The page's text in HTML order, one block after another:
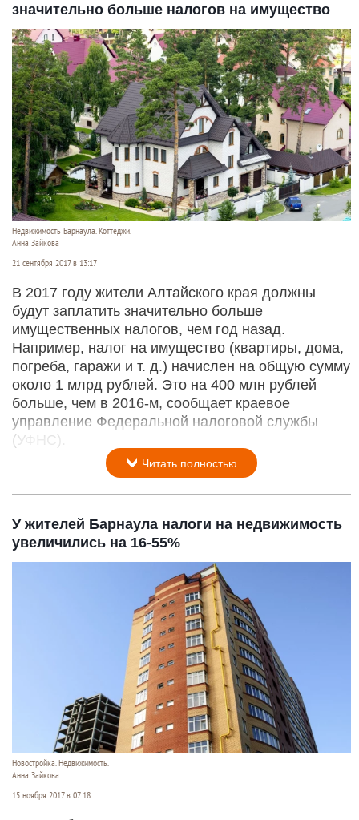
значительно больше налогов на имущество
Недвижимость Барнаула. Коттеджи.
Анна Зайкова
21 сентября 2017 в 13:17
В 2017 году жители Алтайского края должны
будут заплатить значительно больше
имущественных налогов, чем год назад.
Например, налог на имущество (квартиры, дома,
погреба, гаражи и т. д.) начислен на общую сумму
около 1 млрд рублей. Это на 400 млн рублей
больше, чем в 2016-м, сообщает краевое
управление Федеральной налоговой службы
(УФНС).
Читать полностью
У жителей Барнаула налоги на недвижимость
увеличились на 16-55%
Новостройка. Недвижимость.
Анна Зайкова
15 ноября 2017 в 07:18